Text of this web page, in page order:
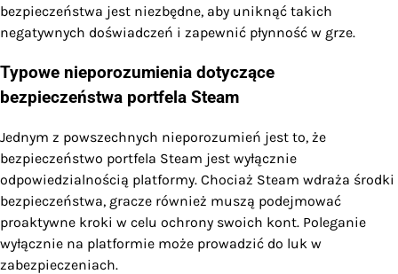
bezpieczeństwa jest niezbędne, aby uniknąć takich
negatywnych doświadczeń i zapewnić płynność w grze.
Typowe nieporozumienia dotyczące
bezpieczeństwa portfela Steam
Jednym z powszechnych nieporozumień jest to, że
bezpieczeństwo portfela Steam jest wyłącznie
odpowiedzialnością platformy. Chociaż Steam wdraża środki
bezpieczeństwa, gracze również muszą podejmować
proaktywne kroki w celu ochrony swoich kont. Poleganie
wyłącznie na platformie może prowadzić do luk w
zabezpieczeniach.